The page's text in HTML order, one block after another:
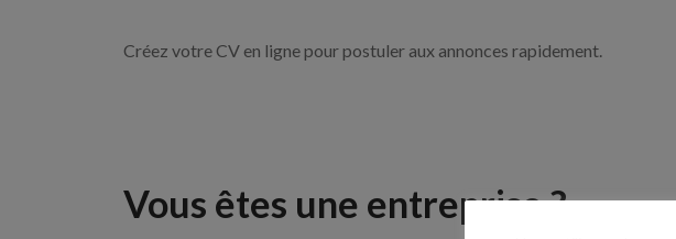
Créez votre CV en ligne pour postuler aux annonces rapidement.
Vous êtes une entreprise ?